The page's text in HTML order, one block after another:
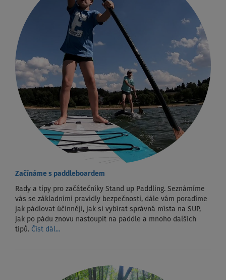
Začínáme s paddleboardem
Rady a tipy pro začátečníky Stand up Paddling. Seznámíme
vás se základními pravidly bezpečnosti, dále vám poradíme
jak pádlovat účinněji, jak si vybírat správná místa na SUP,
jak po pádu znovu nastoupit na paddle a mnoho dalších
tipů. Číst dál...